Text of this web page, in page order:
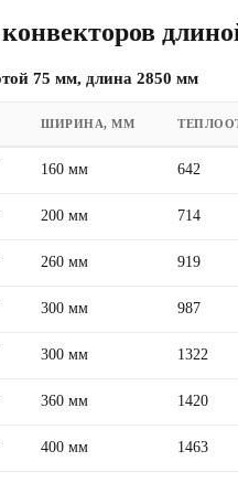
75 мм, длина 2850 мм
ШИРИНА, ММ
160 мм 642
200 мм 714
260 мм 919
300 мм 987
300 мм 1322
360 мм 1420
400 мм 1463